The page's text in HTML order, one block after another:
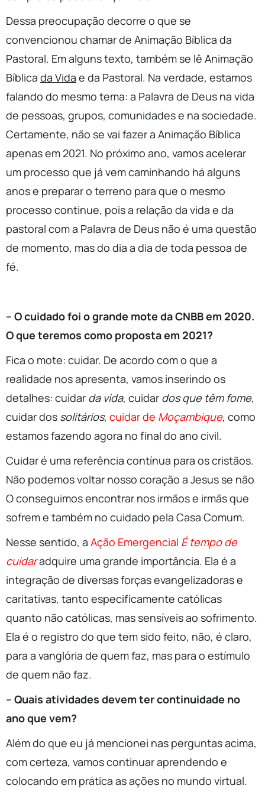
Dessa preocupação decorre o que se
convencionou chamar de Animação Bíblica da
Pastoral. Em alguns texto, também se lê Animação
Bíblica da Vida e da Pastoral. Na verdade, estamos
falando do mesmo tema: a Palavra de Deus na vida
de pessoas, grupos, comunidades e na sociedade.
Certamente, não se vai fazer a Animação Bíblica
apenas em 2021. No próximo ano, vamos acelerar
um processo que já vem caminhando há alguns
anos e preparar o terreno para que o mesmo
processo continue, pois a relação da vida e da
pastoral com a Palavra de Deus não é uma questão
de momento, mas do dia a dia de toda pessoa de
fé.
– O cuidado foi o grande mote da CNBB em 2020.
O que teremos como proposta em 2021?
Fica o mote: cuidar. De acordo com o que a
realidade nos apresenta, vamos inserindo os
detalhes: cuidar da vida, cuidar dos que têm fome,
cuidar dos solitários, cuidar de Moçambique, como
estamos fazendo agora no final do ano civil.
Cuidar é uma referência contínua para os cristãos.
Não podemos voltar nosso coração a Jesus se não
O conseguimos encontrar nos irmãos e irmãs que
sofrem e também no cuidado pela Casa Comum.
Nesse sentido, a Ação Emergencial É tempo de
cuidaradquire uma grande importância. Ela é a
integração de diversas forças evangelizadoras e
caritativas, tanto especificamente católicas
quanto não católicas, mas sensíveis ao sofrimento.
Ela é o registro do que tem sido feito, não, é claro,
para a vanglória de quem faz, mas para o estímulo
de quem não faz.
– Quais atividades devem ter continuidade no
ano que vem?
Além do que eu já mencionei nas perguntas acima,
com certeza, vamos continuar aprendendo e
colocando em prática as ações no mundo virtual.